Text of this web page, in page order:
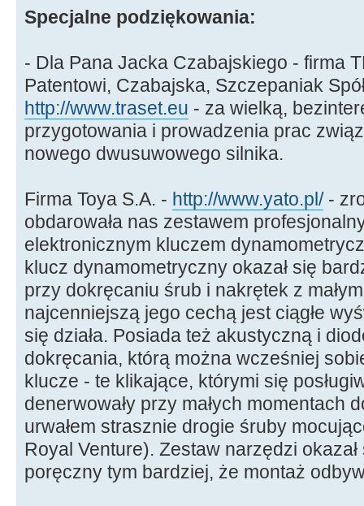
Specjalne podziękowania:
- Dla Pana Jacka Czabajskiego - firma
Patentowi, Czabajska, Szczepaniak
http://www.traset.eu - za wielką,
przygotowania i prowadzenia prac
nowego dwusuwowego silnika.
Firma Toya S.A. - http://www.yato.pl/-
obdarowała nas zestawem
elektronicznym kluczem
klucz dynamometryczny okazał się
przy dokręcaniu śrub i nakrętek z
najcenniejszą jego cechą jest ciągłe
się działa. Posiada też akustyczną i
dokręcania, którą można wcześniej
klucze - te klikające, którymi się
denerwowały przy małych momentach
urwałem strasznie drogie śruby
Royal Venture). Zestaw narzędzi
poręczny tym bardziej, że montaż